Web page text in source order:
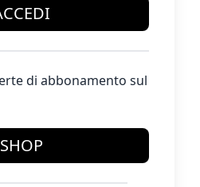
di abbonamento sul
SHOP